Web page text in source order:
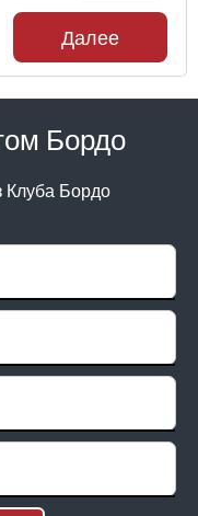
Далее
Бордо
Клуба Бордо